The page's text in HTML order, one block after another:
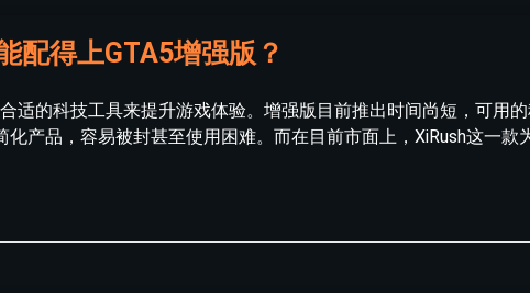
配得上GTA5增强版？
适的科技工具来提升游戏体验。增强版目前推出时间尚短，可用
产品，容易被封甚至使用困难。而在目前市面上，XiRush这一款